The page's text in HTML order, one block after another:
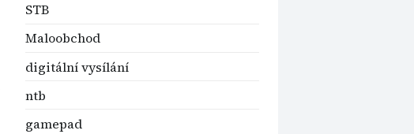
STB
Maloobchod
digitální vysílání
ntb
gamepad